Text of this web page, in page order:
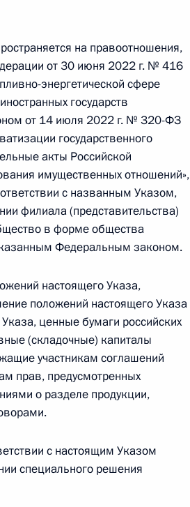
корпорация»
на правоотношения,
от 30 июня 2022 г. № 416
энергетической сфере
государств
от 14 июля 2022 г. № 320-ФЗ
государственного
акты Российской
имущественных отношений»,
с названным Указом,
филиала (представительства)
в форме общества
Федеральным законом.
настоящего Указа,
положений настоящего Указа
ценные бумаги российских
(складочные) капиталы
участникам соглашений
прав, предусмотренных
о разделе продукции,
с настоящим Указом
специального решения